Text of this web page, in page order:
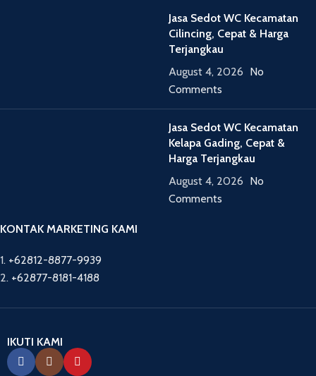
Jasa Sedot WC Kecamatan
Cilincing, Cepat & Harga
Terjangkau
August 4, 2026 No
Comments
Jasa Sedot WC Kecamatan
Kelapa Gading, Cepat &
Harga Terjangkau
August 4, 2026 No
Comments
KONTAK MARKETING KAMI
1. +62812-8877-9939
2. +62877-8181-4188
IKUTI KAMI